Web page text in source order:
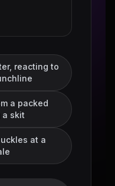
reacting to
a packed
a skit
at a